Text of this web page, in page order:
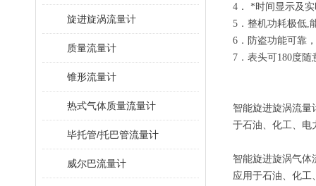
旋进旋涡流量计
质量流量计
锥形流量计
热式气体质量流量计
毕托管/托巴管流量计
威尔巴流量计
4． *时间显示及
5．整机功耗极低,
6．防盗功能可靠
7．表头可180度
智能旋进旋涡流量
于石油、化工、电
智能旋进旋涡气体
应用于石油、化工